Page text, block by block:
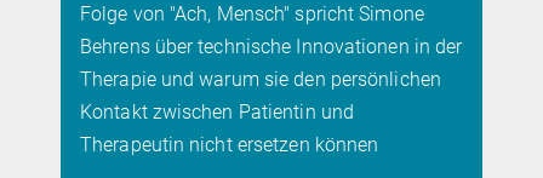
Folge von "Ach, Mensch" spricht Simone
Behrens über technische Innovationen in der
Therapie und warum sie den persönlichen
Kontakt zwischen Patientin und
Therapeutin nicht ersetzen können